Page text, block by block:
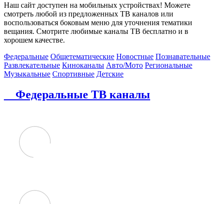
Наш сайт доступен на мобильных устройствах! Можете
смотреть любой из предложенных ТВ каналов или
воспользоваться боковым меню для уточнения тематики
вещания. Смотрите любимые каналы ТВ бесплатно и в
хорошем качестве.
Федеральные Общетематические Новостные Познавательные
Развлекательные Киноканалы Авто/Мото Региональные
Музыкальные Спортивные Детские
Федеральные ТВ каналы